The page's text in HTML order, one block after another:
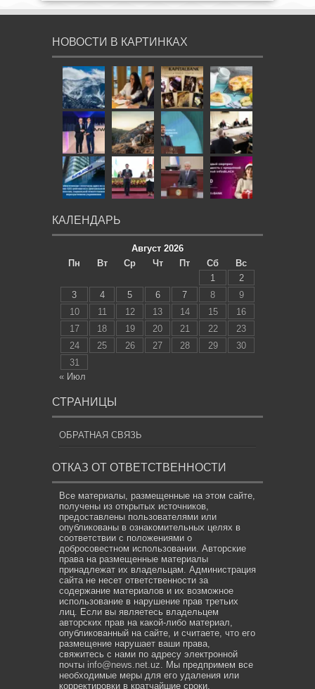
НОВОСТИ В КАРТИНКАХ
КАЛЕНДАРЬ
Август 2026
Пн
Вт Ср Чт Пт Сб
Вс
1
2
3
4 5 6 7 8
9
10
11 12 13 14 15
16
17
18 19 20 21 22
23
24
25 26 27 28 29
30
31
« Июл
СТРАНИЦЫ
ОБРАТНАЯ СВЯЗЬ
ОТКАЗ ОТ ОТВЕТСТВЕННОСТИ
Все материалы, размещенные на этом сайте,
получены из открытых источников,
предоставлены пользователями или
опубликованы в ознакомительных целях в
соответствии с положениями о
добросовестном использовании. Авторские
права на размещенные материалы
принадлежат их владельцам. Администрация
сайта не несет ответственности за
содержание материалов и их возможное
использование в нарушение прав третьих
лиц. Если вы являетесь владельцем
авторских прав на какой-либо материал,
опубликованный на сайте, и считаете, что его
размещение нарушает ваши права,
свяжитесь с нами по адресу электронной
почты info@news.net.uz . Мы предпримем все
необходимые меры для его удаления или
корректировки в кратчайшие сроки.